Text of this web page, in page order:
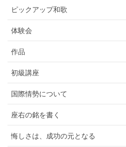
ピックアップ和歌
体験会
作品
初級講座
国際情勢について
座右の銘を書く
悔しさは、成功の元となる